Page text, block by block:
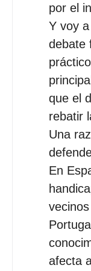
por el
Y voy
debate
que el
rebatir
Una
En
afecta